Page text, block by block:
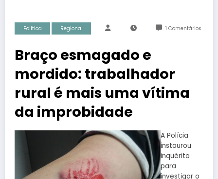
Política Regional 1 Comentários
Braço esmagado e
mordido: trabalhador
rural é mais uma vítima
da improbidade
A Polícia
instaurou
inquérito
para
investigar o